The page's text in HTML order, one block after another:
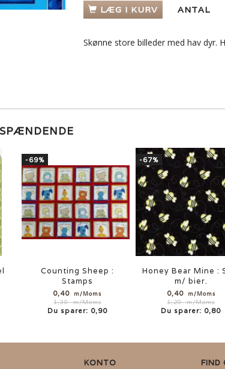
LÆG I KURV ANTAL
Skønne store billeder med hav dyr.
-69%
Counting Sheep :
Stamps
0,40 m/Moms
1,30m/Moms
Du sparer: 0,90
-67%
Honey Bear Mine :
m/ bier.
0,40 m/Moms
1,20m/Moms
Du sparer: 0,80
KONTO FIND